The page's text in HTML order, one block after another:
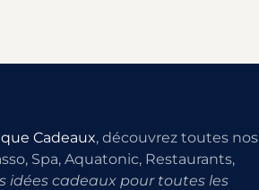
Cadeaux, découvrez toutes nos
Spa, Aquatonic, Restaurants,
idées cadeaux pour toutes les